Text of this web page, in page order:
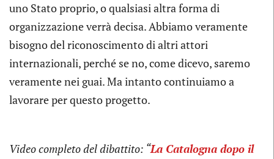
uno Stato proprio, o qualsiasi altra forma di
organizzazione verrà decisa. Abbiamo veramente
bisogno del riconoscimento di altri attori
internazionali, perché se no, come dicevo, saremo
veramente nei guai. Ma intanto continuiamo a
lavorare per questo progetto.
Video completo del dibattito: “La Catalogna dopo il